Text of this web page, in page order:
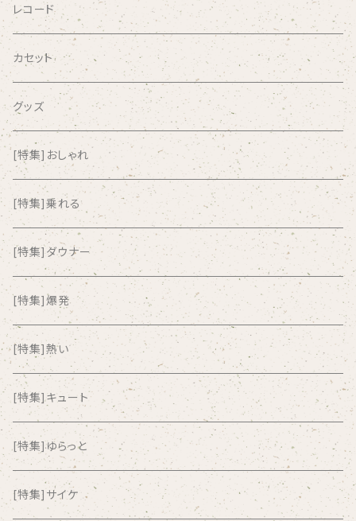
AGU
AIRCRAFT
airlie
AKUTAGAWA FANCLUB
ALKASILKA
all about paradise
ALL ITEM 10 TIMES
Amia Calva
Amsterdamned
ANYO
And Summer Club
レコード
カセット
グッズ
[特集]おしゃれ
[特集]乗れる
[特集]ダウナー
[特集]爆発
[特集]熱い
[特集]キュート
[特集]ゆらっと
[特集]サイケ